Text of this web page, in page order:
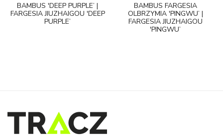
BAMBUS 'DEEP PURPLE’ |
FARGESIA JIUZHAIGOU 'DEEP
PURPLE’
BAMBUS FARGESIA
OLBRZYMIA 'PINGWU’ |
FARGESIA JIUZHAIGOU
'PINGWU’